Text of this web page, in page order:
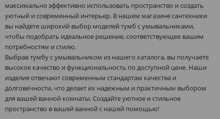
максимально эффективно использовать пространство и создать
уютный и современный интерьер. В нашем магазине сантехники
вы найдете широкий выбор моделей тумб с умывальниками,
чтобы подобрать идеальное решение, соответствующее вашим
потребностям и стилю.
Выбрав тумбу с умывальником из нашего каталога, вы получаете
высокое качество и функциональность по доступной цене. Наши
изделия отвечают современным стандартам качества и
долговечности, что делает их надежным и практичным выбором
для вашей ванной комнаты. Создайте уютное и стильное
пространство в вашей ванной с нашей помощью!